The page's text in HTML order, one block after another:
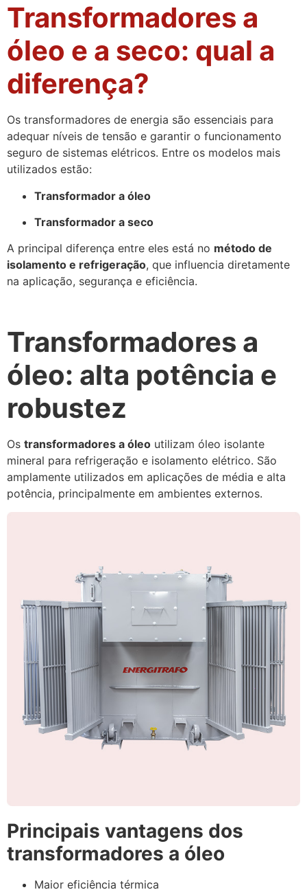
Transformadores a
óleo e a seco: qual a
diferença?
Os transformadores de energia são essenciais para
adequar níveis de tensão e garantir o funcionamento
seguro de sistemas elétricos. Entre os modelos mais
utilizados estão:
Transformador a óleo
Transformador a seco
A principal diferença entre eles está no método de
isolamento e refrigeração, que influencia diretamente
na aplicação, segurança e eficiência.
Transformadores a
óleo: alta potência e
robustez
Os transformadores a óleo utilizam óleo isolante
mineral para refrigeração e isolamento elétrico. São
amplamente utilizados em aplicações de média e alta
potência, principalmente em ambientes externos.
Principais vantagens dos
transformadores a óleo
Maior eficiência térmica